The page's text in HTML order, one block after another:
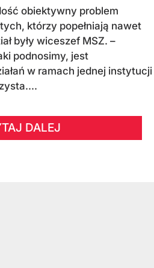
obiektywny problem
tych, którzy popełniają nawet
były wiceszef MSZ. –
podnosimy, jest
w ramach jednej instytucji
DALEJ